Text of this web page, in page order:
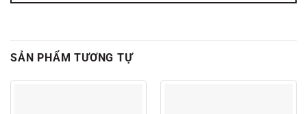
SẢN PHẨM TƯƠNG TỰ